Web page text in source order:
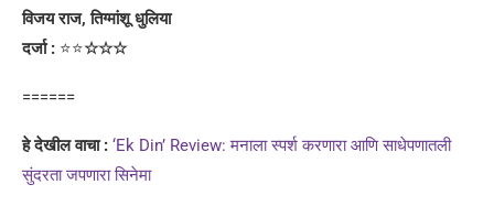
विजय राज, तिग्मांशू धुलिया
दर्जा : ⭐⭐☆☆☆
======
हे देखील वाचा : ‘Ek Din’ Review: मनाला स्पर्श करणारा आणि साधेपणातली
सुंदरता जपणारा सिनेमा